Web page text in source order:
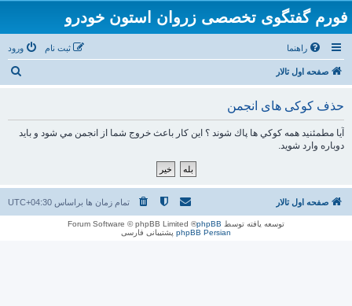
فورم گفتگوی تخصصی زروان استون خودرو
راهنما ورود ثبت نام
صفحه اول تالار
حذف کوکی های انجمن
آيا مطمئنيد همه كوكي ها پاك شوند ؟ اين كار باعث خروج شما از انجمن مي شود و بايد
دوباره وارد شويد.
صفحه اول تالار تمام زمان ها براساس UTC+04:30
توسعه یافته توسط phpBB
® Forum Software © phpBB Limited
phpBB Persian پشتیبانی فارسی